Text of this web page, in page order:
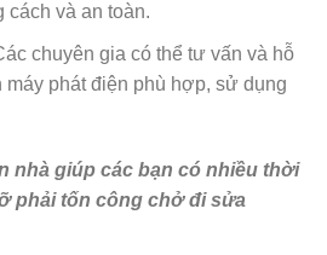
cách và an toàn.
chuyên gia có thể tư vấn và hỗ
máy phát điện phù hợp, sử dụng
nhà giúp các bạn có nhiều thời
phải tốn công chở đi sửa